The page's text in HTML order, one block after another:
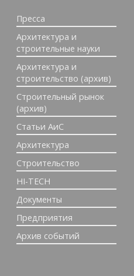
Пресса
Архитектура и
строительные науки
Архитектура и
строительство (архив)
Строительный рынок
(архив)
Статьи АиС
Архитектура
Строительство
HI-TECH
Документы
Предприятия
Архив событий